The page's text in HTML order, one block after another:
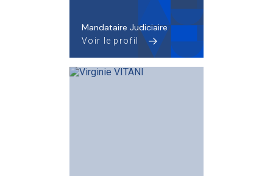
Mandataire Judiciaire
Voir le profil